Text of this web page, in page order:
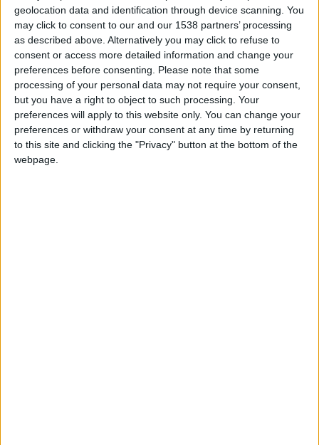
geolocation data and identification through device scanning. You
may click to consent to our and our 1538 partners’ processing
as described above. Alternatively you may click to refuse to
consent or access more detailed information and change your
preferences before consenting.
Please note that some
processing of your personal data may not require your consent,
but you have a right to object to such processing. Your
preferences will apply to this website only. You can change your
preferences or withdraw your consent at any time by returning
to this site and clicking the "Privacy" button at the bottom of the
webpage.
Le moins que l’on puisse dire, c’est que le début d’exercice va
s’avérer torride pour les Rouge et Blanc. Après l’ouverture en
terres havraises, placée entre les barrages de la Ligue
Conférence, la pente va immédiatement s’élever. En 2
journée, Monaco recevra Marseille avant de se déplacer de
nouveau, début septembre, sur la pelouse du Parc des Princes
pour affronter le PSG. Strasbourg à l’extérieur et Lens à
domicile viendront compléter un mois de septembre qui
s’annonce déjà périlleux.